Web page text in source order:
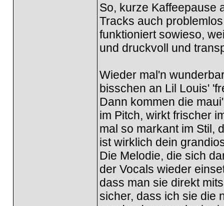
So, kurze Kaffeepause
Tracks auch
funktioniert sowieso,
und druckvoll und
Wieder mal'n
bisschen an Lil Louis'
Dann kommen die
im Pitch, wirkt frischer
mal so markant im Stil,
ist wirklich dein
Die Melodie, die sich
der Vocals wieder
dass man sie direkt
sicher, dass ich sie die